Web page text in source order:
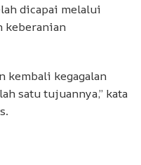
dicapai melalui
keberanian
kembali kegagalan
satu tujuannya,” kata